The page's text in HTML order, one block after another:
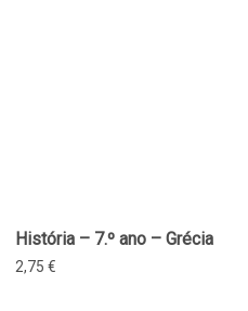
História – 7.º ano – Grécia
2,75 €